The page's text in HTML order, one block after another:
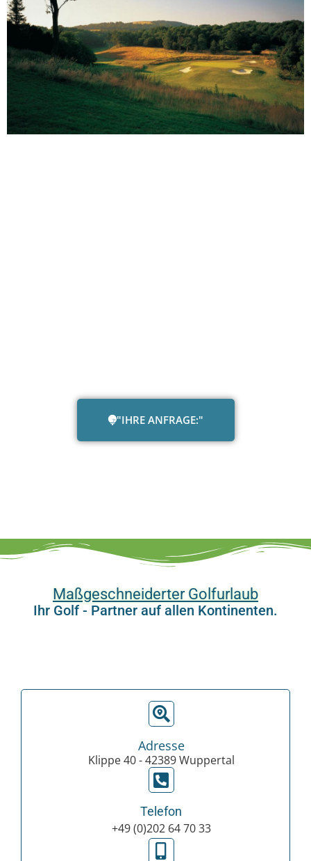
"IHRE ANFRAGE:"
Maßgeschneiderter Golfurlaub
Ihr Golf - Partner auf allen Kontinenten.
Adresse
Klippe 40 - 42389 Wuppertal
Telefon
+49 (0)202 64 70 33